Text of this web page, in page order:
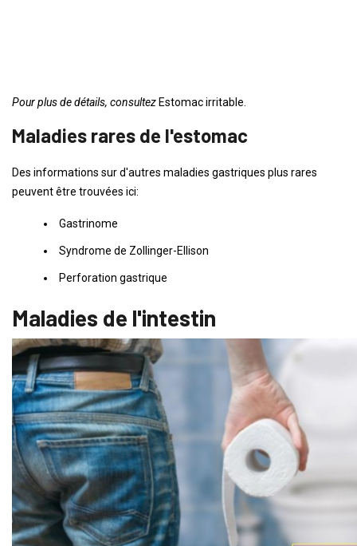
Pour plus de détails, consultez Estomac irritable.
Maladies rares de l'estomac
Des informations sur d'autres maladies gastriques plus rares
peuvent être trouvées ici:
Gastrinome
Syndrome de Zollinger-Ellison
Perforation gastrique
Maladies de l'intestin